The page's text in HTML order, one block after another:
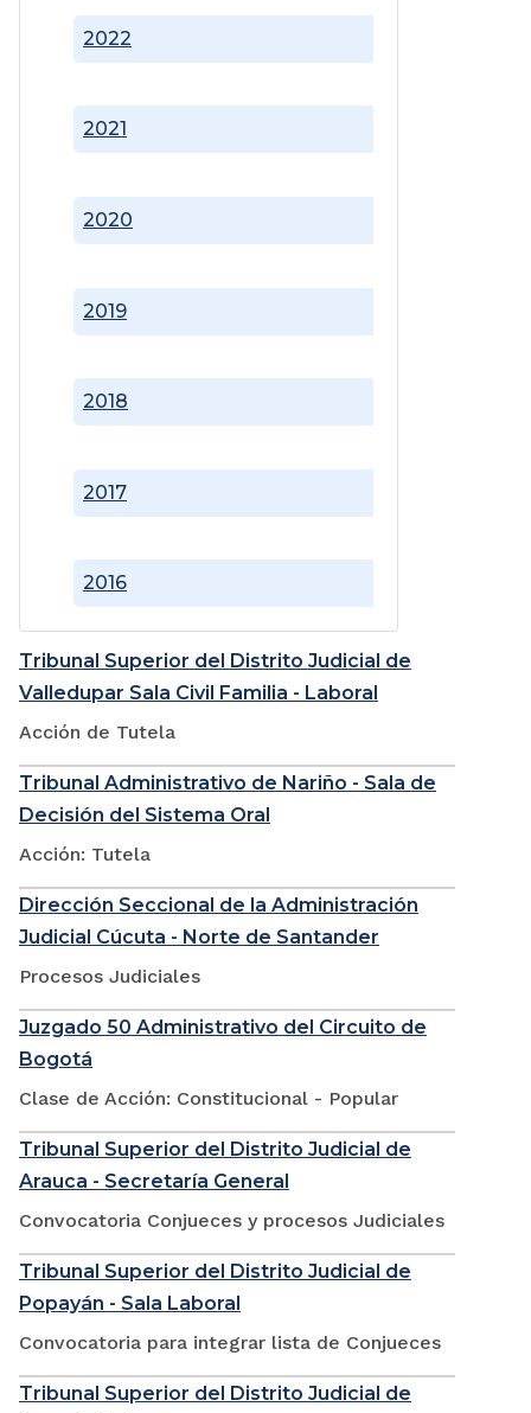
2016
2017
2018
2019
2020
2021
2022
Tribunal Superior del Distrito Judicial de
Valledupar Sala Civil Familia - Laboral
Acción de Tutela
Tribunal Administrativo de Nariño - Sala de
Decisión del Sistema Oral
Acción: Tutela
Dirección Seccional de la Administración
Judicial Cúcuta - Norte de Santander
Procesos Judiciales
Juzgado 50 Administrativo del Circuito de
Bogotá
Clase de Acción: Constitucional - Popular
Tribunal Superior del Distrito Judicial de
Arauca - Secretaría General
Convocatoria Conjueces y procesos Judiciales
Tribunal Superior del Distrito Judicial de
Popayán - Sala Laboral
Convocatoria para integrar lista de Conjueces
Tribunal Superior del Distrito Judicial de